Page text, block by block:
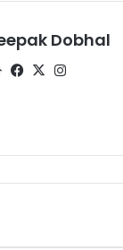
Dobhal
We Fa
X